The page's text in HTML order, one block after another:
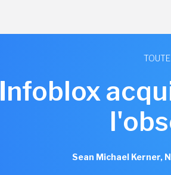
Infoblox
Sean Michael Kerner,